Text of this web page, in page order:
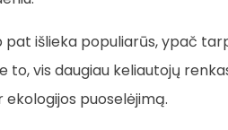
pat išlieka populiarūs, ypač
to, vis daugiau keliautojų
puoselėjimą.